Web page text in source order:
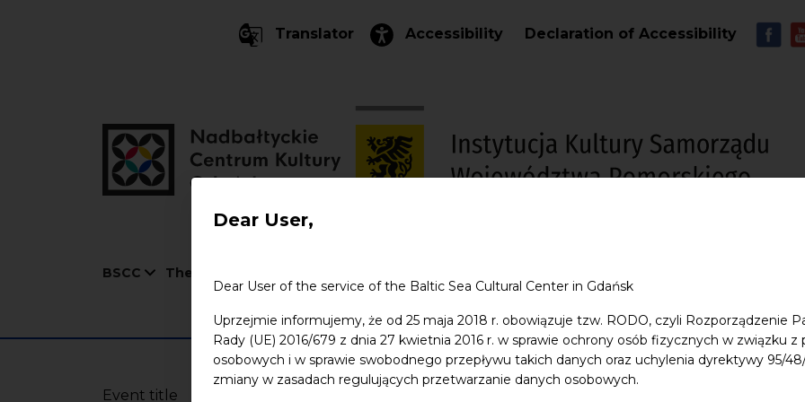
Dear User,
Dear User of the service of the Baltic Sea Cultural Center in Gdańsk
Uprzejmie informujemy, że od 25 maja 2018 r. obowiązuje tzw. RODO, czyli Rozporządzenie
Rady (UE) 2016/679 z dnia 27 kwietnia 2016 r. w sprawie ochrony osób fizycznych w związku
osobowych i w sprawie swobodnego przepływu takich danych oraz uchylenia dyrektywy 95/
zmiany w zasadach regulujących przetwarzanie danych osobowych.
Translator Accessibility Declaration of Accessibility
Nawigacja
BSCC The Old Town Hall
Event title